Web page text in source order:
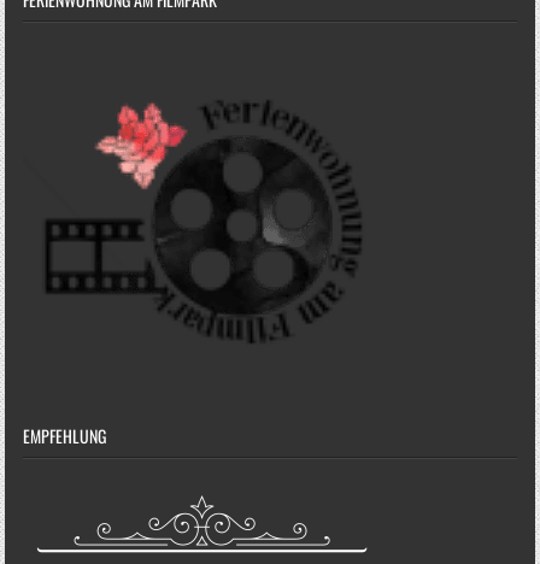
EMPFEHLUNG